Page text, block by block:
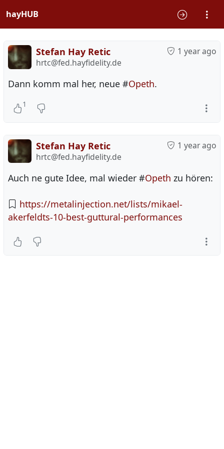
hayHUB
1 year ago
Stefan Hay Retic
hrtc@fed.hayfidelity.de
Dann komm mal her, neue #Opeth.
1
1 year ago
Stefan Hay Retic
hrtc@fed.hayfidelity.de
Auch ne gute Idee, mal wieder #Opeth zu hören:
https://metalinjection.net/lists/mikael-
akerfeldts-10-best-guttural-performances